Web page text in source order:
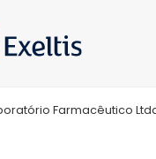
Farmacêutico